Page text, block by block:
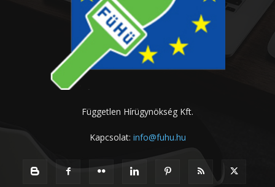
Független Hírügynökség Kft.
Kapcsolat: info@fuhu.hu